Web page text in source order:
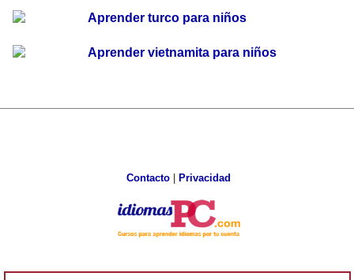
Aprender turco para niños
Aprender vietnamita para niños
Contacto Privacidad